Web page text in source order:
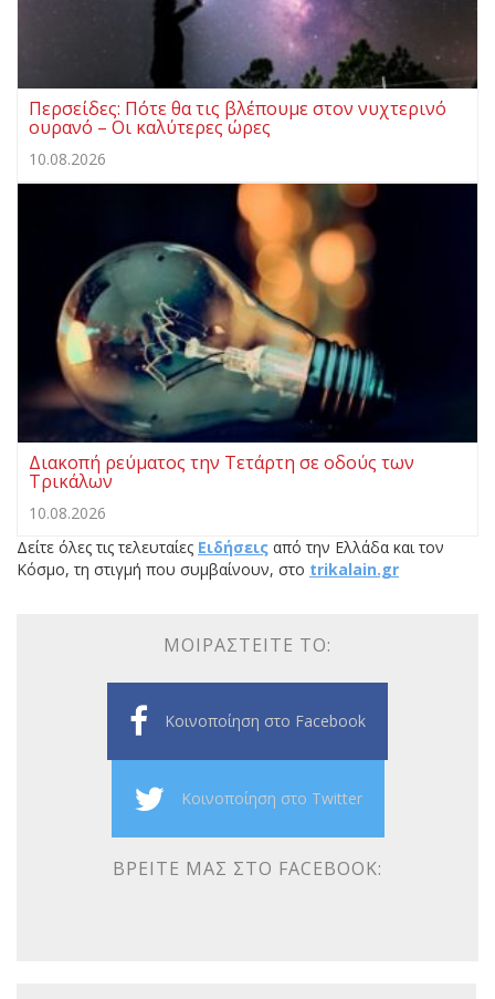
Περσείδες: Πότε θα τις βλέπουμε στον νυχτερινό
ουρανό – Οι καλύτερες ώρες
10.08.2026
Διακοπή ρεύματος την Τετάρτη σε οδούς των
Τρικάλων
10.08.2026
Δείτε όλες τις τελευταίες Ειδήσεις από την Ελλάδα και τον
Κόσμο, τη στιγμή που συμβαίνουν, στο trikalain.gr
ΜΟΙΡΑΣΤΕΊΤΕ ΤΟ:
Κοινοποίηση στο Facebook
Κοινοποίηση στο Twitter
ΒΡΕΊΤΕ ΜΑΣ ΣΤΟ FACEBOOK: